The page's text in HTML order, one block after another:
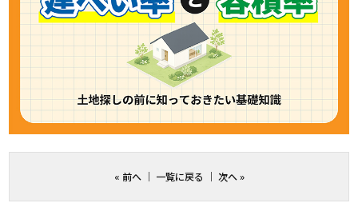
« 前へ｜ 一覧に戻る ｜ 次へ»